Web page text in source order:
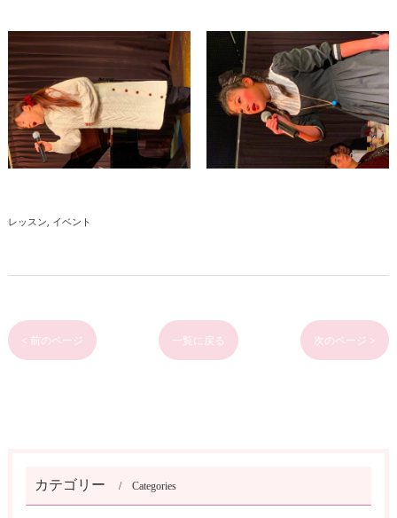
レッスン イベント
< 前のページ 一覧に戻る 次のページ >
カテゴリー Categories